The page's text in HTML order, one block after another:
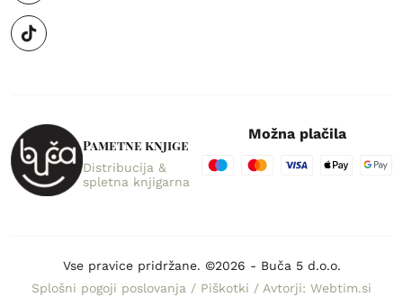
Pametne knjige
Distribucija &
spletna knjigarna
Možna plačila
Vse pravice pridržane. ©2026 - Buča 5 d.o.o.
Splošni pogoji poslovanja / Piškotki / Avtorji: Webtim.si